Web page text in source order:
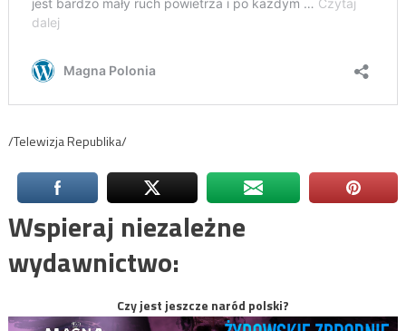
/Telewizja Republika/
Wspieraj niezależne
wydawnictwo:
Czy jest jeszcze naród polski?